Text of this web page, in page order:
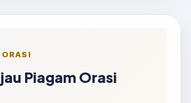
Piagam Orasi